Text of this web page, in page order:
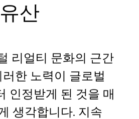
산
리얼티 문화의 근간
한 노력이 글로벌
인정받게 된 것을 매
생각합니다. 지속